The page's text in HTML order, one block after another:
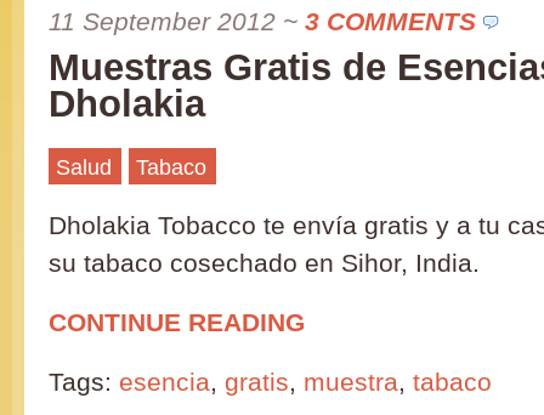
11 September 2012 ~ 3 COMMENTS
Muestras Gratis de
Dholakia
Salud Tabaco
Dholakia Tobacco te envía gratis y a tu
su tabaco cosechado en Sihor, India.
CONTINUE READING
Tags: esencia, gratis, muestra, tabaco